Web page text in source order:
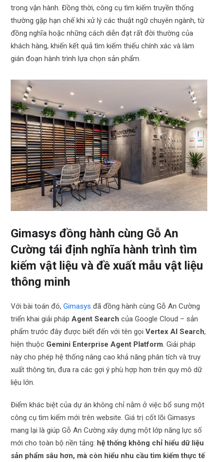
trong vận hành. Đồng thời, công cụ tìm kiếm truyền thống
thường gặp hạn chế khi xử lý các thuật ngữ chuyên ngành, từ
đồng nghĩa hoặc những cách diễn đạt rất đời thường của
khách hàng, khiến kết quả tìm kiếm thiếu chính xác và làm
gián đoạn hành trình lựa chọn sản phẩm.
Gimasys đồng hành cùng Gỗ An
Cường tái định nghĩa hành trình tìm
kiếm vật liệu và đề xuất mẫu vật liệu
thông minh
Với bài toán đó,Gimasys đã đồng hành cùng Gỗ An Cường
triển khai giải phápAgent Search của Google Cloud – sản
phẩm trước đây được biết đến với tên gọiVertex AI Search,
hiện thuộc Gemini Enterprise Agent Platform. Giải pháp
này cho phép hệ thống nâng cao khả năng phân tích và truy
xuất thông tin, đưa ra các gợi ý phù hợp hơn trên quy mô dữ
liệu lớn.
Điểm khác biệt của dự án không chỉ nằm ở việc bổ sung một
công cụ tìm kiếm mới trên website. Giá trị cốt lõi Gimasys
mang lại là giúp Gỗ An Cường xây dựng một lớp năng lực số
mới cho toàn bộ nền tảng: hệ thống không chỉ hiểu dữ liệu
sản phẩm sâu hơn, mà còn hiểu nhu cầu tìm kiếm thực tế